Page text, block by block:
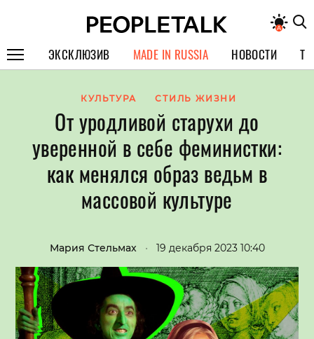
ЭКСКЛЮЗИВ
СПЕЦПРОЕКТЫ
ИНТЕРВЬЮ
ПОКОЛЕНИЕ
MADE IN RUSSIA НОВОСТИ
КУЛЬТУРА СТИЛЬ ЖИЗНИ
От уродливой старухи до
уверенной в себе феминистки:
как менялся образ ведьм в
массовой культуре
Мария Стельмах • 19 декабря 2023 10:40